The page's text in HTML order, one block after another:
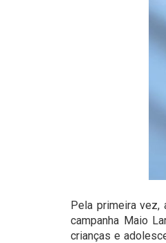
Pela primeira vez,
campanha Maio
crianças e